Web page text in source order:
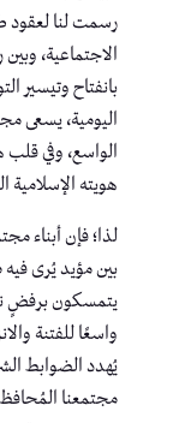
رسمت لنا لعقود
الاجتماعية، وبين
بانفتاح وتيسير
اليومية، يسعى
الواسع، وفي
هويته الإسلامية
لذا؛ فإن أبناء
بين مؤيد يُرى
يتمسكون برفضٍ
واسعًا للفتنة
يُهدد الضوابط
مجتمعنا